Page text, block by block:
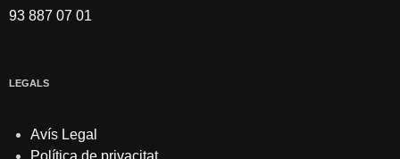
93 887 07 01
LEGALS
Avís Legal